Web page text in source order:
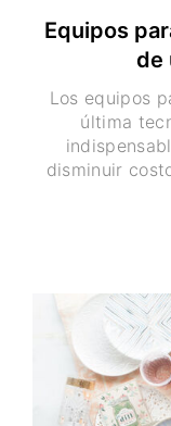
Equipos
de
Los equipos
última
disminuir